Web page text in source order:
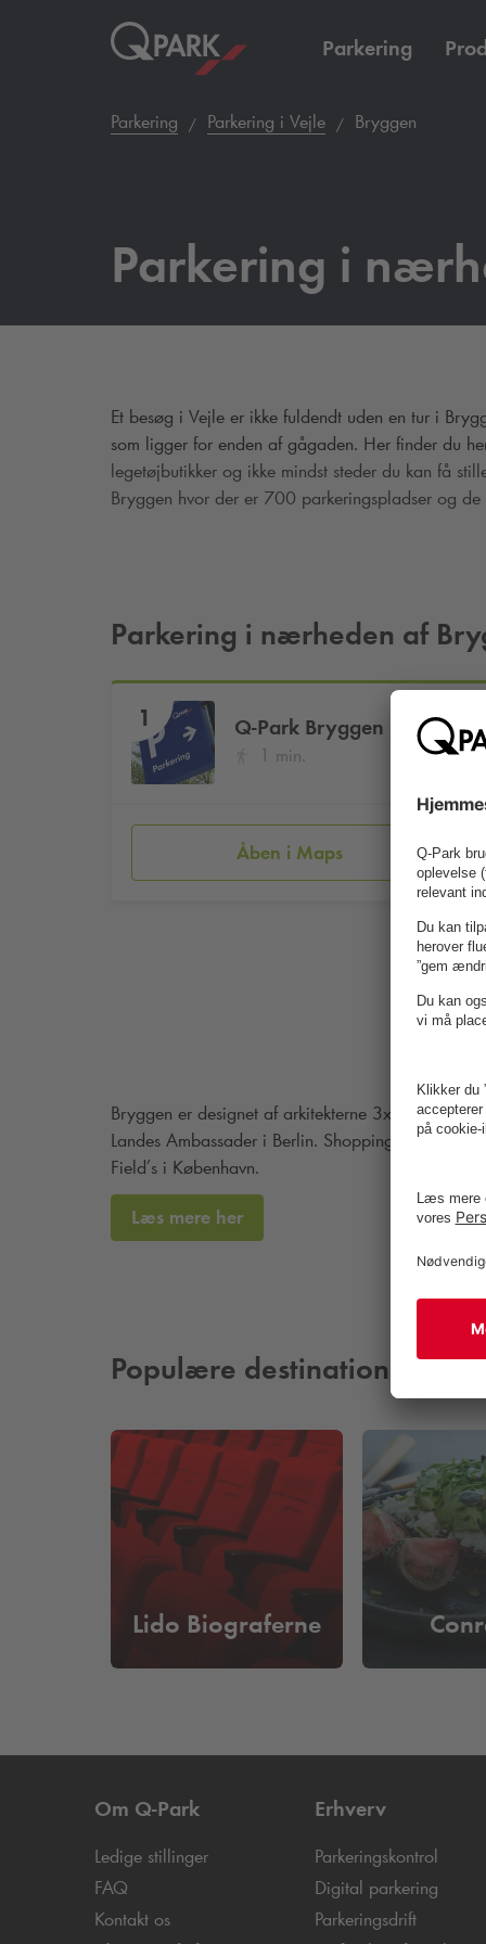
Parkering
Parkering Parkering i Vejle Bryggen
Parkering i
Et besøg i Vejle er ikke fuldendt uden en tur i
som ligger for enden af gågaden. Her finder du
legetøjbutikker og ikke mindst steder du kan få
Bryggen hvor der er 700 parkeringspladser og de
Parkering i nærheden af
1 Q-Park Bryggen
1 min.
Åben i Maps
Bryggen er designet af arkitekterne 3x Nielsen
Landes Ambassader i Berlin. Shoppingcenteret
Field’s i København.
Læs mere her
Populære destinationer
Lido Biograferne
Om Q-Park
Ledige stillinger
FAQ
Kontakt os
Erhverv
Parkeringskontrol
Digital parkering
Parkeringsdrift